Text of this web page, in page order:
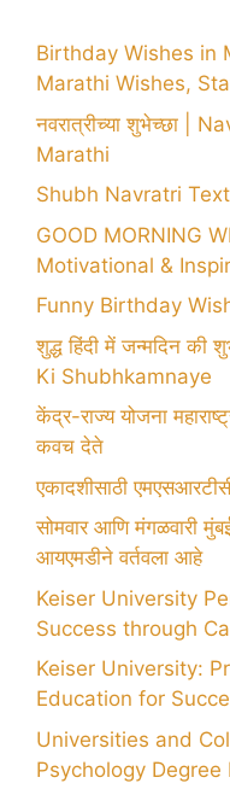
Birthday Wishes in
Marathi Wishes,
नवरात्रीच्या शुभेच्छा |
Marathi
Shubh Navratri
GOOD MORNING
Motivational &
Funny Birthday
शुद्ध हिंदी में जन्मदिन
Ki Shubhkamnaye
केंद्र-राज्य योजना
कवच देते
एकादशीसाठी
सोमवार आणि मंगळवारी
आयएमडीने वर्तवला आहे
Keiser University
Success through
Keiser University:
Education for
Universities and
Psychology Degree